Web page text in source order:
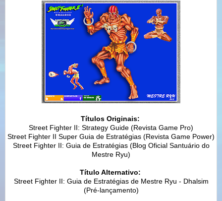
Títulos Originais:
Street Fighter II: Strategy Guide (Revista Game Pro)
Street Fighter II Super Guia de Estratégias (Revista Game Power)
Street Fighter II: Guia de Estratégias (Blog Oficial Santuário do
Mestre Ryu)
Título Alternativo:
Street Fighter II: Guia de Estratégias de Mestre Ryu - Dhalsim
(Pré-lançamento)